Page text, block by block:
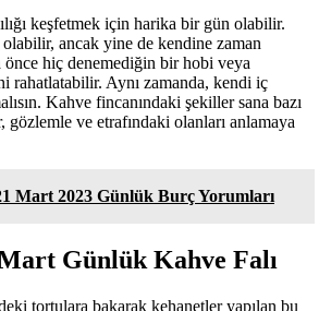
keşfetmek için harika bir gün olabilir.
ancak yine de kendine zaman
önce hiç denemediğin bir hobi veya
rahatlatabilir. Aynı zamanda, kendi iç
Kahve fincanındaki şekiller sana bazı
ve etrafındaki olanları anlamaya
Mart 2023 Günlük Burç Yorumları
Günlük Kahve Falı
tortulara bakarak kehanetler yapılan bu